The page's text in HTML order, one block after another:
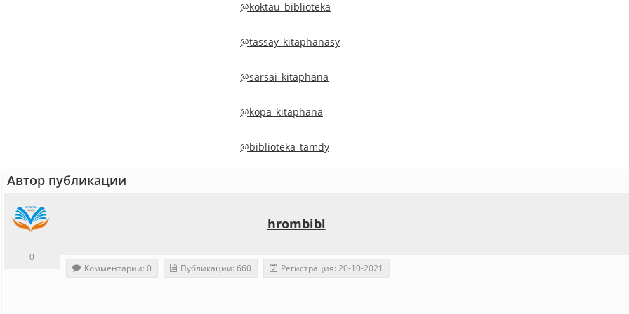
@koktau_biblioteka
@tassay_kitaphanasy
@sarsai_kitaphana
@kopa_kitaphana
@biblioteka_tamdy
Автор публикации
hrombibl
0
Комментарии: 0 Публикации: 660 Регистрация: 20-10-2021